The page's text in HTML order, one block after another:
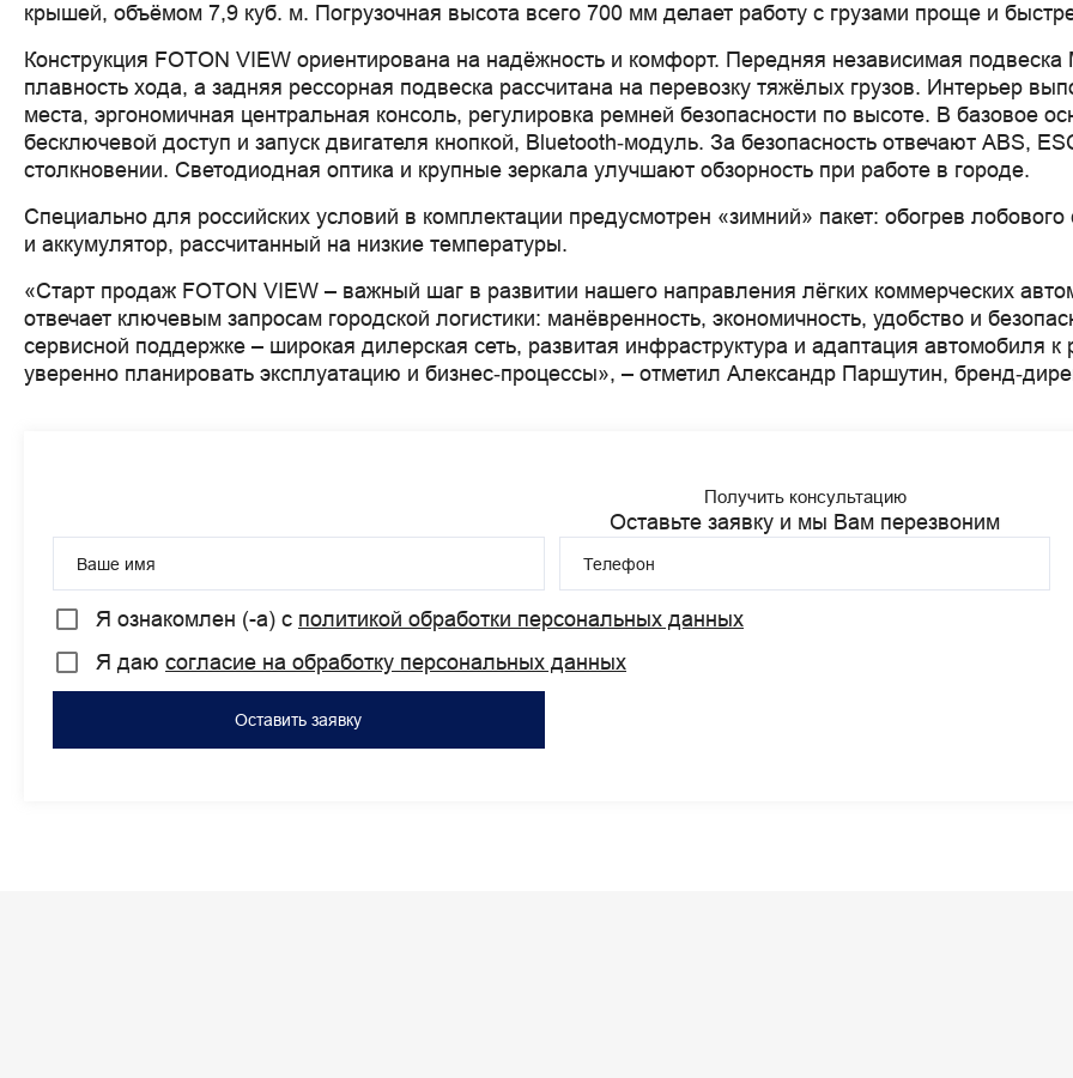
Получить консультацию
Оставьте заявку и мы Вам перезвоним
Ваше имя Телефон
Я ознакомлен (-а) с политикой обработки персональных данных
Я даю согласие на обработку персональных данных
Оставить заявку
крышей, объёмом 7,9 куб. м. Погрузочная высота всего 700 мм делает работу с грузами проще и
Конструкция FOTON VIEW ориентирована на надёжность и комфорт. Передняя независимая подвеска
плавность хода, а задняя рессорная подвеска рассчитана на перевозку тяжёлых грузов. Интерьер
места, эргономичная центральная консоль, регулировка ремней безопасности по высоте. В базовое
бесключевой доступ и запуск двигателя кнопкой, Bluetooth‑модуль. За безопасность отвечают ABS,
столкновении. Светодиодная оптика и крупные зеркала улучшают обзорность при работе в городе.
Специально для российских условий в комплектации предусмотрен «зимний» пакет: обогрев лобового
и аккумулятор, рассчитанный на низкие температуры.
«Старт продаж FOTON VIEW – важный шаг в развитии нашего направления лёгких коммерческих
отвечает ключевым запросам городской логистики: манёвренность, экономичность, удобство и
сервисной поддержке – широкая дилерская сеть, развитая инфраструктура и адаптация автомобиля
уверенно планировать эксплуатацию и бизнес‑процессы», – отметил Александр Паршутин,